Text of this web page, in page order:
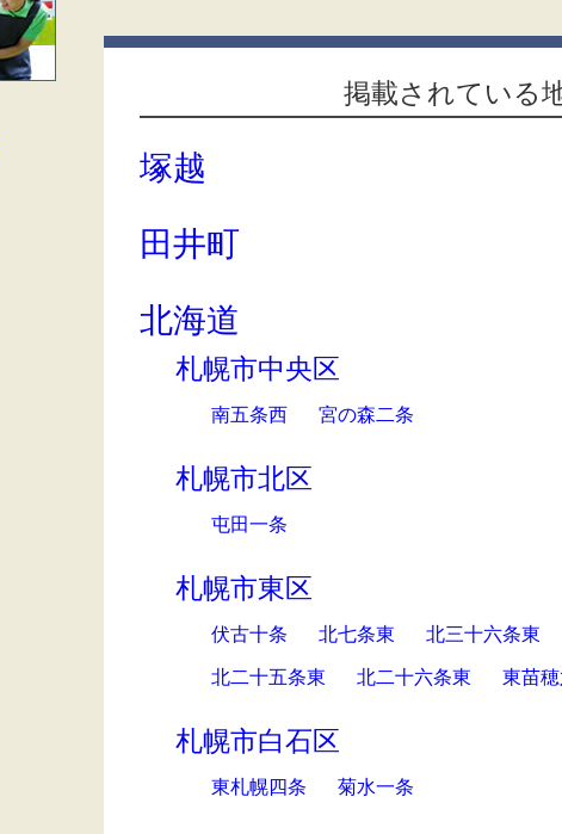
掲載されている
塚越
田井町
北海道
札幌市中央区
南五条西 宮の森二条
札幌市北区
屯田一条
札幌市東区
伏古十条 北七条東 北三十六条東
北二十五条東 北二十六条東 東苗
札幌市白石区
東札幌四条 菊水一条